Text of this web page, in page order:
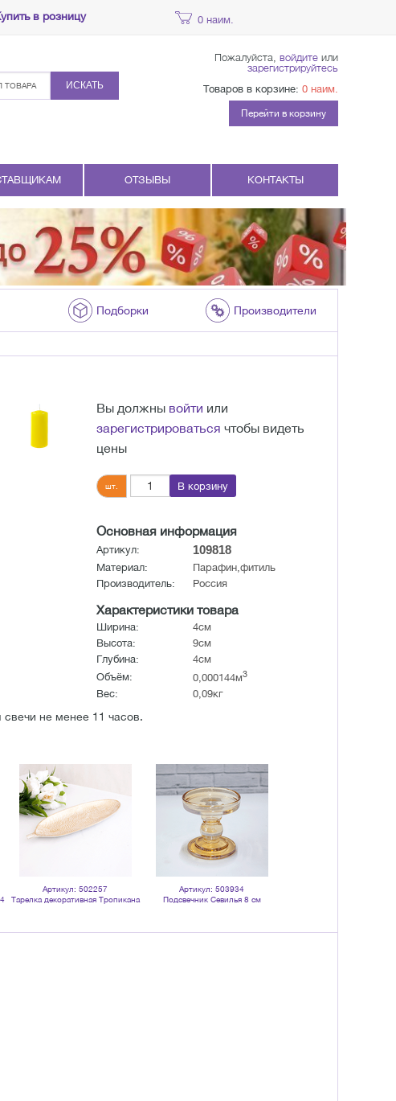
в розницу 0 наим.
ИСКАТЬ
Пожалуйста, войдите или
зарегистрируйтесь
Товаров в корзине: 0 наим.
Перейти в корзину
ОТЗЫВЫ КОНТАКТЫ
Подборки Производители
Вы должны войти или
зарегистрироваться чтобы видеть
цены
шт. В корзину
Основная информация
Артикул: 109818
Материал:
Парафин,фитиль
Производитель:
Россия
Характеристики товара
Ширина:
4см
Высота:
9см
Глубина:
4см
Объём:
0,000144м3
Вес: 0,09кг
свечи не менее 11 часов.
Артикул: 502257
Тарелка декоративная Тропикана
Артикул: 503934
Подсвечник Севилья 8 см